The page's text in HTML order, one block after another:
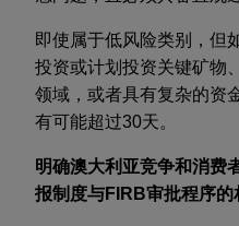
即使属于低风险类别，但
投资或计划投资关键矿物
领域，或者具有复杂的资
有可能超过30天。
明确澳大利亚竞争和消费
报制度与FIRB审批程序的